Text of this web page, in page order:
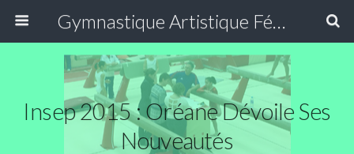
Gymnastique Artistique Féminine
Insep 2015 : Oréane Dévoile Ses
Nouveautés